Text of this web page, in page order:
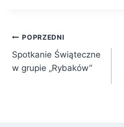
Nawigacja
wpisu
POPRZEDNI
Spotkanie Świąteczne
w grupie „Rybaków”